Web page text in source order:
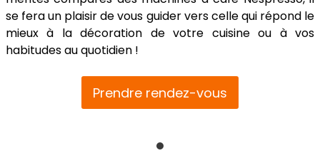
se fera un plaisir de vous guider vers celle qui répond le
mieux à la décoration de votre cuisine ou à vos
habitudes au quotidien !
Prendre rendez-vous